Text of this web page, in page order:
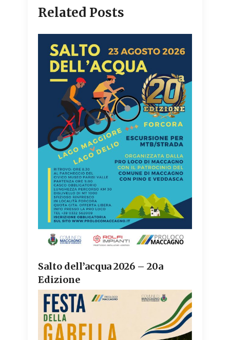
Related Posts
Salto dell’acqua 2026 – 20a
Edizione